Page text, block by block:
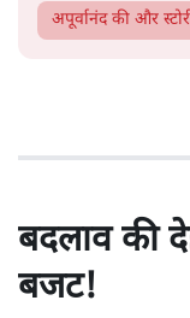
अपूर्वानंदकी और
बदलाव की
बजट!